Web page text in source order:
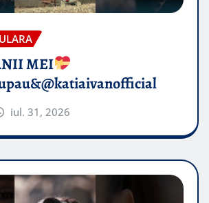
MEI
iul. 31, 2026